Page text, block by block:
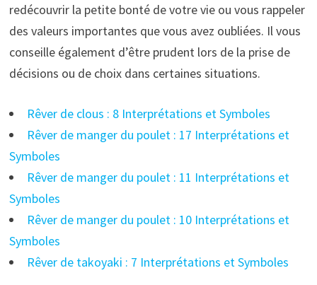
redécouvrir la petite bonté de votre vie ou vous rappeler
des valeurs importantes que vous avez oubliées. Il vous
conseille également d’être prudent lors de la prise de
décisions ou de choix dans certaines situations.
Rêver de clous : 8 Interprétations et Symboles
Rêver de manger du poulet : 17 Interprétations et
Symboles
Rêver de manger du poulet : 11 Interprétations et
Symboles
Rêver de manger du poulet : 10 Interprétations et
Symboles
Rêver de takoyaki : 7 Interprétations et Symboles